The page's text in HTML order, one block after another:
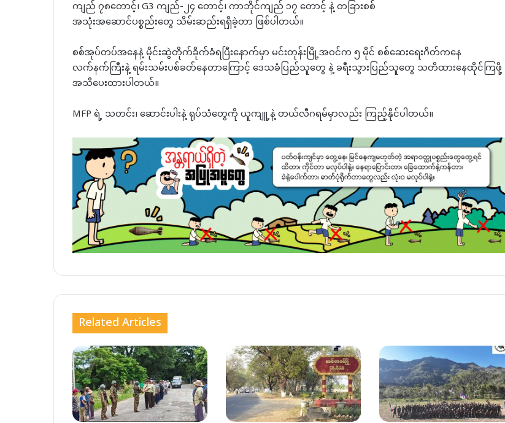
ကျည် ၇၈တောင့်၊ G3 ကျည်-၂၄ တောင့်၊ ကာဘိုင်ကျည် ၁၇ တောင့် နဲ့ တခြားစစ်
အသုံးအဆောင်ပစ္စည်းတွေ သိမ်းဆည်းရရှိခဲ့တာ ဖြစ်ပါတယ်။
စစ်အုပ်တပ်အနေနဲ့ မိုင်းဆွဲတိုက်ခိုက်ခံရပြီးနောက်မှာ မင်းတုန်းမြို့အဝင်က ၅ မိုင် စစ်ဆေးရေးဂိတ်ကနေ
လက်နက်ကြီးနဲ့ ရမ်းသမ်းပစ်ခတ်နေတာကြောင့် ဒေသခံပြည်သူတွေ နဲ့ ခရီးသွားပြည်သူတွေ သတိထားနေထိုင်ကြဖို့
အသိပေးထားပါတယ်။
MFP ရဲ့ သတင်း၊ ဆောင်းပါးနဲ့ ရုပ်သံတွေကို ယူကျူ့နဲ့ တယ်လီဂရမ်မှာလည်း ကြည့်နိုင်ပါတယ်။
Related Articles